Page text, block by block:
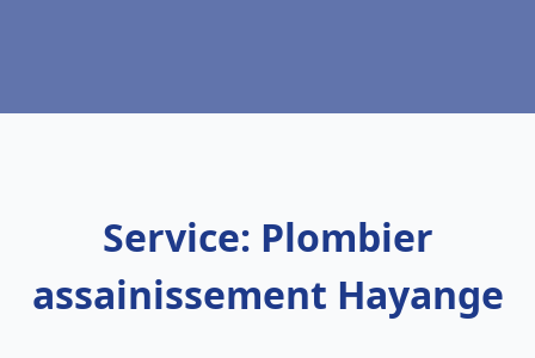
Service: Plombier
assainissement Hayange